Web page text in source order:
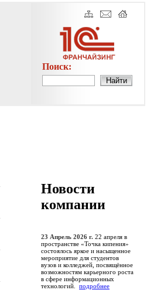
Поиск:
Новости
компании
23 Апрель 2026 г. 22 апреля в
пространстве «Точка кипения»
состоялось яркое и насыщенное
мероприятие для студентов
вузов и колледжей, посвящённое
возможностям карьерного роста
в сфере информационных
технологий. подробнее